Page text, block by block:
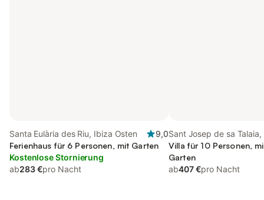
Santa Eulària des Riu, Ibiza Osten
9,0
Ferienhaus für 6 Personen, mit Garten
Kostenlose Stornierung
ab283 €pro Nacht
Sant Josep de sa
Süden
Villa für 10 Personen,
Garten
ab407 €pro Nacht